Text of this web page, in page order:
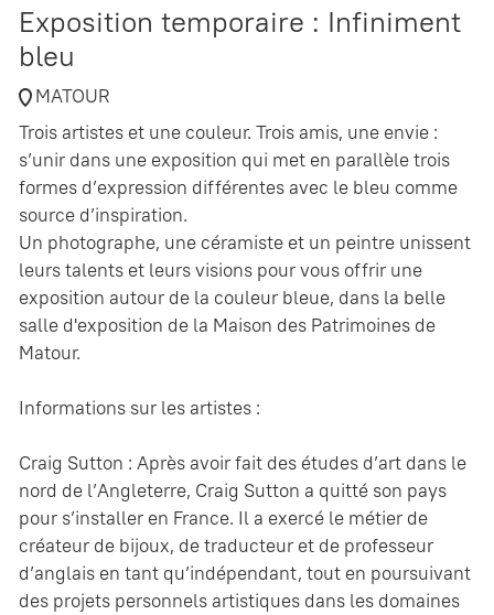
Exposition temporaire : Infiniment
bleu
MATOUR
Trois artistes et une couleur. Trois amis, une envie :
s’unir dans une exposition qui met en parallèle trois
formes d’expression différentes avec le bleu comme
source d’inspiration.
Un photographe, une céramiste et un peintre unissent
leurs talents et leurs visions pour vous offrir une
exposition autour de la couleur bleue, dans la belle
salle d'exposition de la Maison des Patrimoines de
Matour.
Informations sur les artistes :
Craig Sutton : Après avoir fait des études d’art dans le
nord de l’Angleterre, Craig Sutton a quitté son pays
pour s’installer en France. Il a exercé le métier de
créateur de bijoux, de traducteur et de professeur
d’anglais en tant qu’indépendant, tout en poursuivant
des projets personnels artistiques dans les domaines